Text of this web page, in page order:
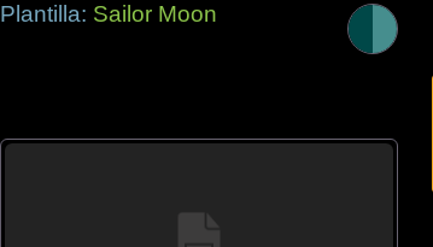
Plantilla: Sailor Moon